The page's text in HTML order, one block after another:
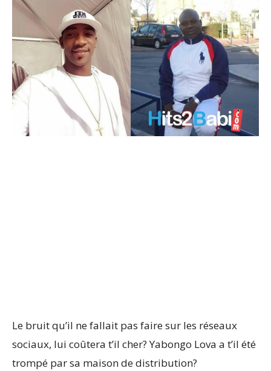
Le bruit qu’il ne fallait pas faire sur les réseaux
sociaux, lui coûtera t’il cher? Yabongo Lova a t’il été
trompé par sa maison de distribution?